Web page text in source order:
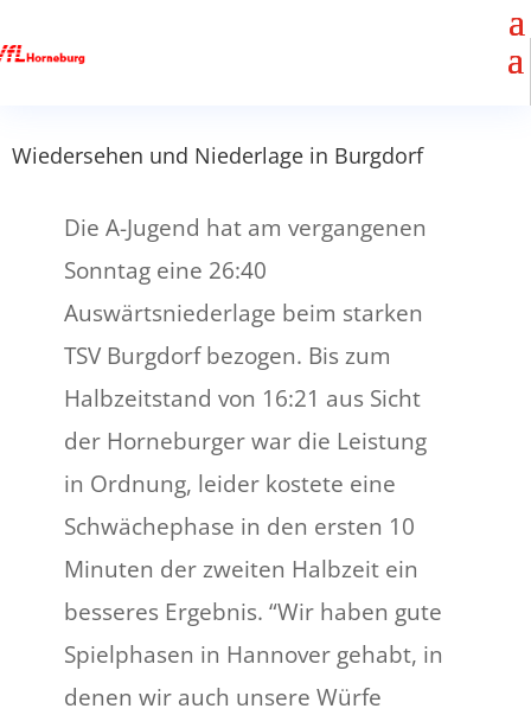
Wiedersehen und Niederlage in Burgdorf
Die A-Jugend hat am vergangenen
Sonntag eine 26:40
Auswärtsniederlage beim starken
TSV Burgdorf bezogen. Bis zum
Halbzeitstand von 16:21 aus Sicht
der Horneburger war die Leistung
in Ordnung, leider kostete eine
Schwächephase in den ersten 10
Minuten der zweiten Halbzeit ein
besseres Ergebnis. “Wir haben gute
Spielphasen in Hannover gehabt, in
denen wir auch unsere Würfe